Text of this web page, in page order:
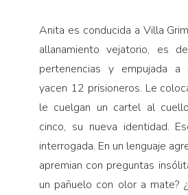
Anita es conducida a Villa
allanamiento vejatorio, es
pertenencias y empujada a
yacen 12 prisioneros. Le
le cuelgan un cartel al
cinco, su nueva identidad.
interrogada. En un lenguaje
apremian con preguntas
un pañuelo con olor a mate?